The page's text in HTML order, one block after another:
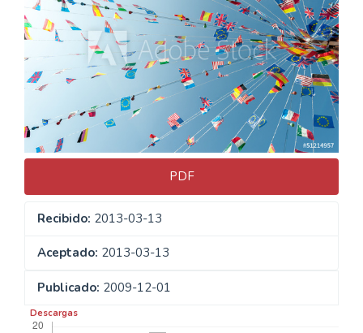
del
artículo
PDF
Recibido: 2013-03-13
Aceptado: 2013-03-13
Publicado: 2009-12-01
Descargas